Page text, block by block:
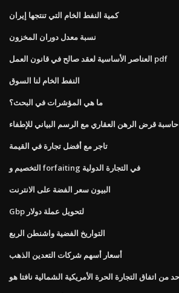
كمية النفط الخام التي تنتجها إيران
نسبة معدل دوران المخزون
العناصر الأساسية لعقد صالح في قانون العمل pdf
النفط الخام لنا السوق
ما هي المؤشرات في البحث؟
حاسبة قرض الرهن العقاري مع الرسم البياني للإطفاء
تاجر مع أفضل تجارة في القيمة
التخصيم و forfaiting في التجارة الدولية
البيون سعر الفضة على الانترنت
Gbp لتحويل عملة دولار
التواريخ الفضية واشنطن الربع
أسعار أسهم شركات التعدين الذهب